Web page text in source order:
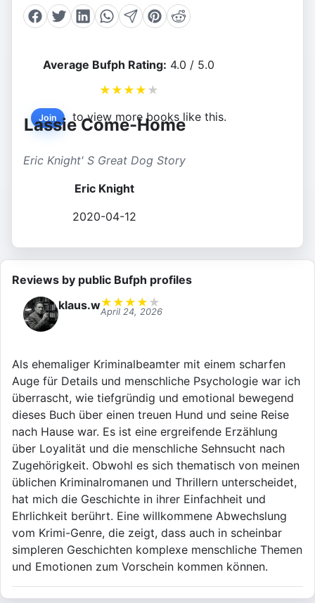
Average Bufph Rating: 4.0 / 5.0
★ ★ ★ ★ ★
Join to view more books like this.
Lassie Come-Home
Eric Knight' S Great Dog Story
Eric Knight
2020-04-12
Reviews by public Bufph profiles
klaus.w★ ★ ★ ★ ★
April 24, 2026
Als ehemaliger Kriminalbeamter mit einem scharfen
Auge für Details und menschliche Psychologie war ich
überrascht, wie tiefgründig und emotional bewegend
dieses Buch über einen treuen Hund und seine Reise
nach Hause war. Es ist eine ergreifende Erzählung
über Loyalität und die menschliche Sehnsucht nach
Zugehörigkeit. Obwohl es sich thematisch von meinen
üblichen Kriminalromanen und Thrillern unterscheidet,
hat mich die Geschichte in ihrer Einfachheit und
Ehrlichkeit berührt. Eine willkommene Abwechslung
vom Krimi-Genre, die zeigt, dass auch in scheinbar
simpleren Geschichten komplexe menschliche Themen
und Emotionen zum Vorschein kommen können.